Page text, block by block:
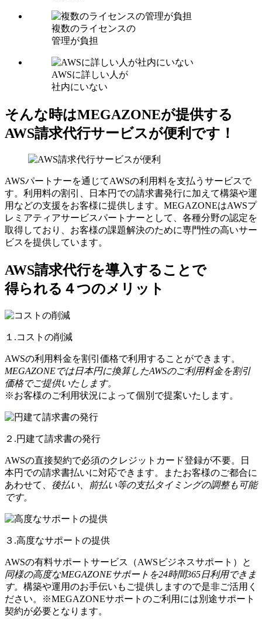
複数のライセンスの
管理が負担
AWSに詳しい人が
社内にいない
そんな時はMEGAZONEが提供する
AWS請求代行サービスが便利です！
AWSパートナーを通じてAWSの利用料を支払うサービスで
す。利用料の割引、日本円での請求書発行に加えて構築や運
用などの支援をお客様に提供します。MEGAZONEはAWSプ
レミアティアサービスパートナーとして、各種分野の認定を
取得しており、お客様の課題解決のために専門性の高いサー
ビスを提供しています。
AWS請求代行を導入することで
得られる４つのメリット
１.コストの削減
AWSの利用料金を割引価格で利用することができます。
MEGAZONEでは日本円に換算したAWSのご利用料金を割引
価格でご提供いたします。
※お客様のご利用状況によって個別で提案いたします。
２.円建て請求書の発行
AWSの直接契約で必須のクレジットカード登録が不要。日
本円での請求書払いに対応できます。またお客様のご都合に
あわせて、 後払い、前払い等の支払タイミングの調整も可能
です。
３.高度なサポートの提供
AWSの有料サポートサービス（AWSビジネスサポート）と
同様の高度なMEGAZONEサポートを24時間365日利用できま
す。 構築や運用のお手伝いもご提供しますので是非ご活用く
ださい。※MEGAZONEサポートのご利用には別途サポート
契約が必要となります。